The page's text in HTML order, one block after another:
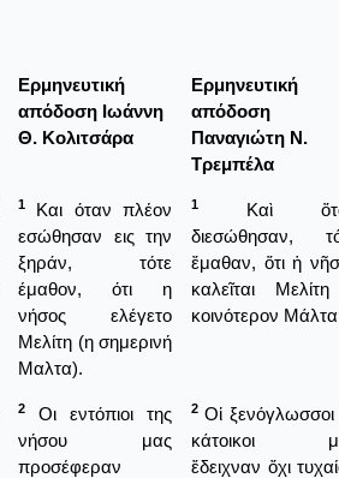
Ερμηνευτική
απόδοση Ιωάννη
Θ. Κολιτσάρα
Ερμηνευτική
απόδοση
Παναγιώτη Ν.
Τρεμπέλα
1
Και όταν πλέον
εσώθησαν εις την
ξηράν, τότε
έμαθον, ότι η
νήσος ελέγετο
Μελίτη (η σημερινή
Μαλτα).
1
Καὶ
διεσώθησαν,
ἔμαθαν, ὅτι ἡ
καλεῖται
κοινότερον
2
Οι εντόπιοι της
νήσου μας
προσέφεραν
2 Οἱ ξενόγλωσσοι
κάτοικοι
ἔδειχναν ὄχι